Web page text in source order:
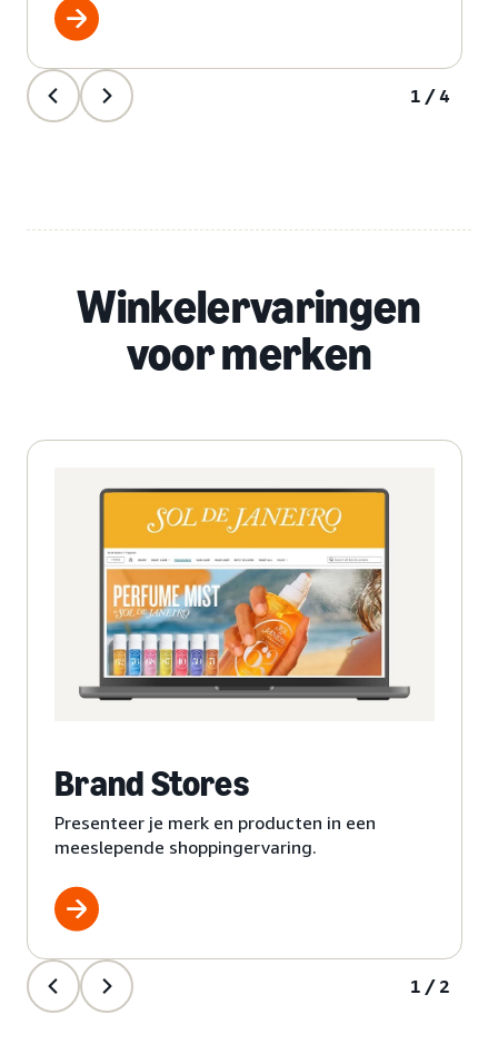
1/4
Winkelervaringen
voor merken
Brand Stores
Presenteer je merk en producten in een
meeslepende shoppingervaring.
1/2